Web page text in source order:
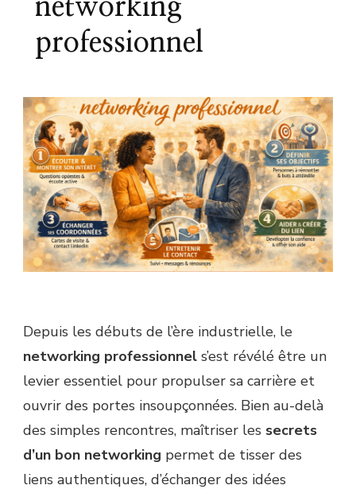
networking
professionnel
Depuis les débuts de l’ère industrielle, le
networking professionnel s’est révélé être un
levier essentiel pour propulser sa carrière et
ouvrir des portes insoupçonnées. Bien au-delà
des simples rencontres, maîtriser les secrets
d’un bon networking permet de tisser des
liens authentiques, d’échanger des idées